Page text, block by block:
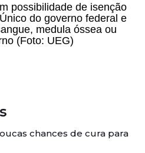
possibilidade de isenção
do governo federal e
medula óssea ou
(Foto: UEG)
chances de cura para